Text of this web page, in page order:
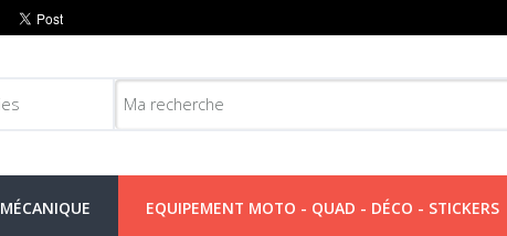
MÉCANIQUE EQUIPEMENT MOTO - QUAD - DÉCO - STICKERS